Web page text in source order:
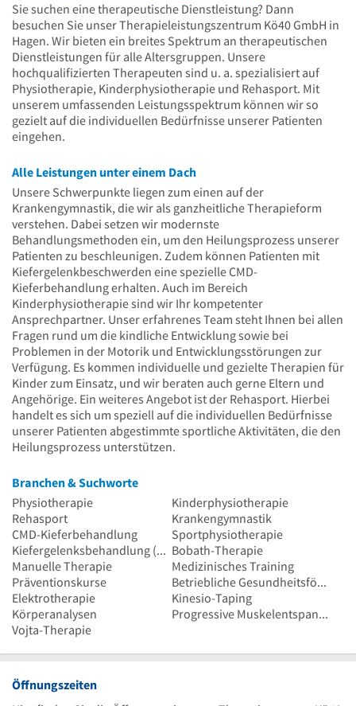
Sie suchen eine therapeutische Dienstleistung? Dann
besuchen Sie unser Therapieleistungszentrum Kö40 GmbH in
Hagen. Wir bieten ein breites Spektrum an therapeutischen
Dienstleistungen für alle Altersgruppen. Unsere
hochqualifizierten Therapeuten sind u. a. spezialisiert auf
Physiotherapie, Kinderphysiotherapie und Rehasport. Mit
unserem umfassenden Leistungsspektrum können wir so
gezielt auf die individuellen Bedürfnisse unserer Patienten
eingehen.
Alle Leistungen unter einem Dach
Unsere Schwerpunkte liegen zum einen auf der
Krankengymnastik, die wir als ganzheitliche Therapieform
verstehen. Dabei setzen wir modernste
Behandlungsmethoden ein, um den Heilungsprozess unserer
Patienten zu beschleunigen. Zudem können Patienten mit
Kiefergelenkbeschwerden eine spezielle CMD-
Kieferbehandlung erhalten. Auch im Bereich
Kinderphysiotherapie sind wir Ihr kompetenter
Ansprechpartner. Unser erfahrenes Team steht Ihnen bei allen
Fragen rund um die kindliche Entwicklung sowie bei
Problemen in der Motorik und Entwicklungsstörungen zur
Verfügung. Es kommen individuelle und gezielte Therapien für
Kinder zum Einsatz, und wir beraten auch gerne Eltern und
Angehörige. Ein weiteres Angebot ist der Rehasport. Hierbei
handelt es sich um speziell auf die individuellen Bedürfnisse
unserer Patienten abgestimmte sportliche Aktivitäten, die den
Heilungsprozess unterstützen.
Branchen & Suchworte
Physiotherapie
Kinderphysiotherapie
Rehasport
Krankengymnastik
CMD-Kieferbehandlung
Sportphysiotherapie
Kiefergelenksbehandlung (CMD) Bobath-Therapie
Manuelle Therapie
Medizinisches Training
Präventionskurse
Betriebliche Gesundheitsförderung
Elektrotherapie
Kinesio-Taping
Körperanalysen
Progressive Muskelentspannung
Vojta-Therapie
Öffnungszeiten